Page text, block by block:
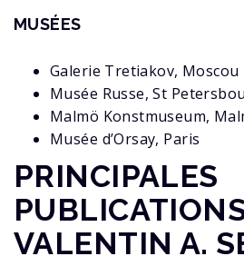
MUSÉES
Galerie Tretiakov, Moscou
Musée Russe, St
Malmö Konstmuseum,
Musée d’Orsay, Paris
PRINCIPALES
VALENTIN A.